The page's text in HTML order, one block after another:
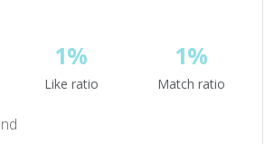
1%
Like ratio
1%
Match ratio